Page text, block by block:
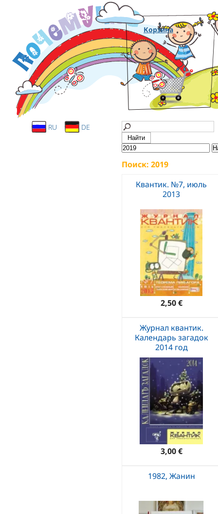
Корзина
RU DE
Поиск: 2019
Квантик. №7, июль
2013
2,50 €
Журнал квантик.
Календарь загадок
2014 год
3,00 €
1982, Жанин